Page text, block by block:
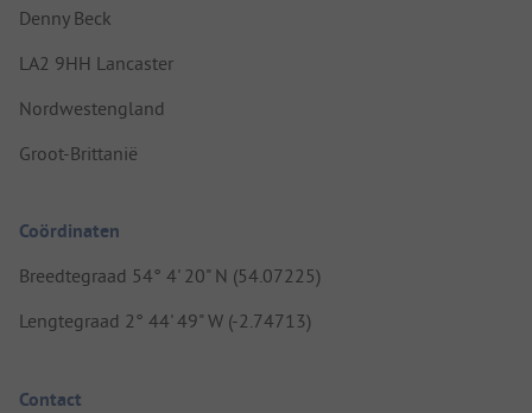
Denny Beck
LA2 9HH Lancaster
Nordwestengland
Groot-Brittanië
Coördinaten
Breedtegraad 54° 4' 20" N (54.07225)
Lengtegraad 2° 44' 49" W (-2.74713)
Contact